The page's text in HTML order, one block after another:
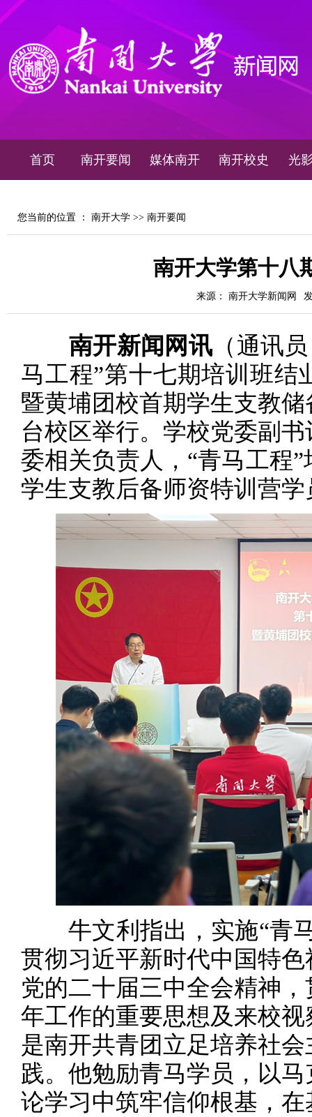
首页 南开要闻 媒体南开 南开校史 光
您当前的位置 ： 南开大学 >> 南开要闻
南开大学第十八
来源： 南开大学新闻网
南开新闻网讯 （通讯
马工程”第十七期培训班结
暨黄埔团校首期学生支教
台校区举行。学校党委副
委相关负责人，“青马工程
学生支教后备师资特训营
牛文利指出，实施“青马
贯彻习近平新时代中国特
党的二十届三中全会精神
年工作的重要思想及来校
是南开共青团立足培养社
践。他勉励青马学员，以
论学习中筑牢信仰根基，